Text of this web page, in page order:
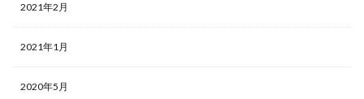
2021年2月
2021年1月
2020年5月